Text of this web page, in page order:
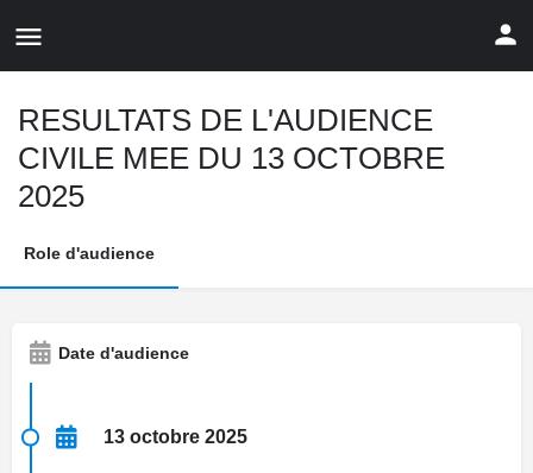
RESULTATS DE L'AUDIENCE
CIVILE MEE DU 13 OCTOBRE
2025
Role d'audience
Date d'audience
13 octobre 2025